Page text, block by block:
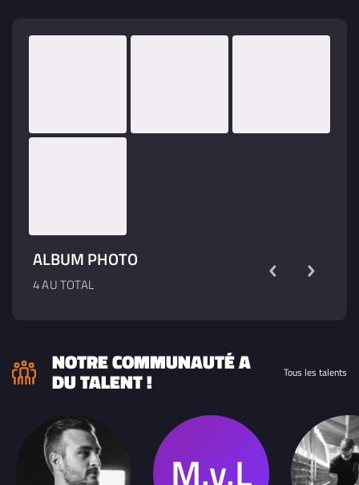
ALBUM PHOTO
4 AU TOTAL
NOTRE COMMUNAUTÉ A
DU TALENT ! Tous les talents